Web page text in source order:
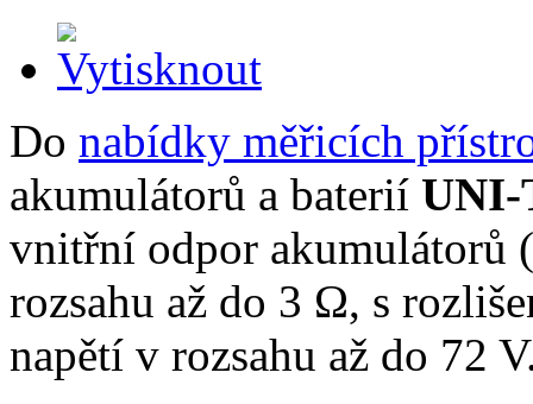
Do nabídky měřicích
akumulátorů a baterií UNI-
vnitřní odpor akumulátorů
rozsahu až do 3 Ω, s
napětí v rozsahu až do 72